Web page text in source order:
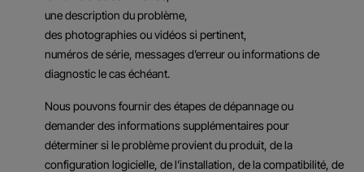
une description du problème,
des photographies ou vidéos si pertinent,
numéros de série, messages d’erreur ou informations de
diagnostic le cas échéant.
Nous pouvons fournir des étapes de dépannage ou
demander des informations supplémentaires pour
déterminer si le problème provient du produit, de la
configuration logicielle, de l’installation, de la compatibilité, de